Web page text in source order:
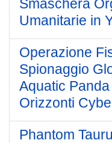
Smaschera
Umanitarie in
Operazione
Spionaggio
Aquatic
Orizzonti
Phantom